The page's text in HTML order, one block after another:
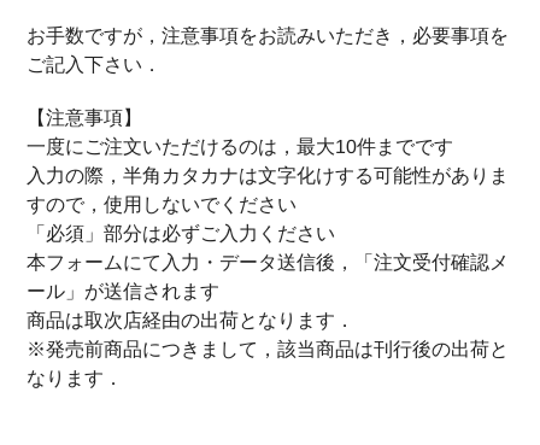
お手数ですが，注意事項をお読みいただき，必要事項を
ご記入下さい．
【注意事項】
一度にご注文いただけるのは，最大10件までです
入力の際，半角カタカナは文字化けする可能性がありま
すので，使用しないでください
「必須」部分は必ずご入力ください
本フォームにて入力・データ送信後，「注文受付確認メ
ール」が送信されます
商品は取次店経由の出荷となります．
※発売前商品につきまして，該当商品は刊行後の出荷と
なります．